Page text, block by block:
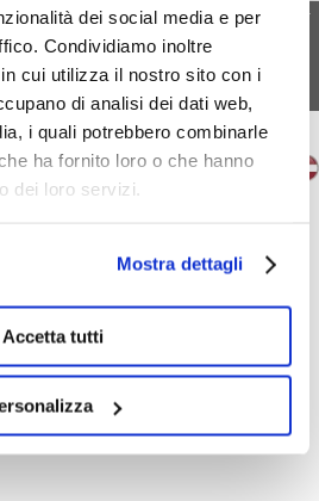
dei social media e per
Condividiamo inoltre
cui utilizza il nostro sito con i
di analisi dei dati web,
i quali potrebbero combinarle
ha fornito loro o che hanno
dei loro servizi.
Mostra dettagli
Accetta tutti
Dorfstraße 94 15827 Blankenfelde-
l'IVA / più le spese di spedizione
2026 FERA 24 UG.
INTERNATIONAL: